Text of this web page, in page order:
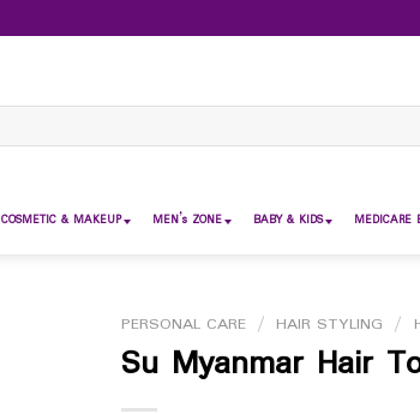
COSMETIC & MAKEUP MEN’s ZONE BABY & KIDS MEDICARE
PERSONAL CARE / HAIR STYLING /
Su Myanmar Hair